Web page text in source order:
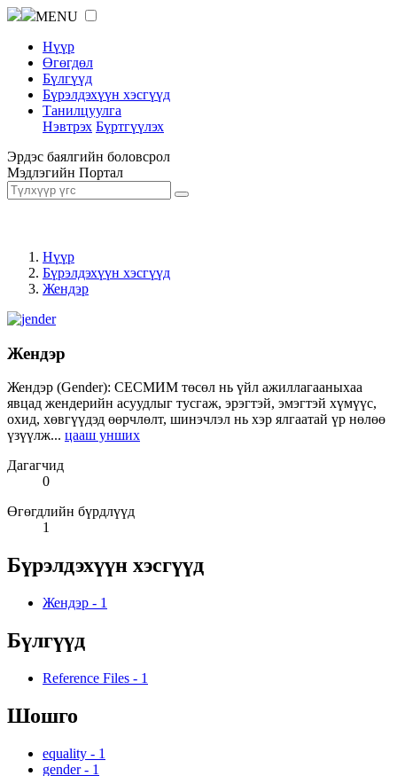
MENU
Нүүр
Өгөгдөл
Бүлгүүд
Бүрэлдэхүүн хэсгүүд
Танилцуулга
Нэвтрэх Бүртгүүлэх
Эрдэс баялгийн боловсрол
Мэдлэгийн Портал
Нүүр
Бүрэлдэхүүн хэсгүүд
Жендэр
Жендэр
Жендэр (Gender): СЕСМИМ төсөл нь үйл ажиллагааныхаа
явцад жендерийн асуудлыг тусгаж, эрэгтэй, эмэгтэй хүмүүс,
охид, хөвгүүдэд өөрчлөлт, шинэчлэл нь хэр ялгаатай үр нөлөө
үзүүлж... цааш унших
Дагагчид
0
Өгөгдлийн бүрдлүүд
1
Бүрэлдэхүүн хэсгүүд
Жендэр - 1
Бүлгүүд
Reference Files - 1
Шошго
equality - 1
gender - 1